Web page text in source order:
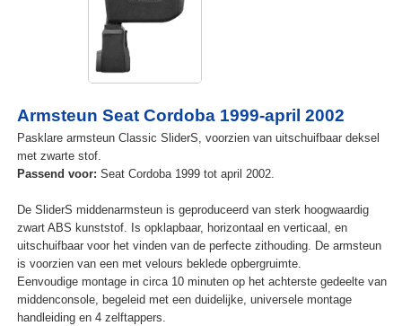
Armsteun Seat Cordoba 1999-april 2002
Pasklare armsteun Classic SliderS, voorzien van uitschuifbaar deksel
met zwarte stof.
Passend voor: Seat Cordoba 1999 tot april 2002.
De SliderS middenarmsteun is geproduceerd van sterk hoogwaardig
zwart ABS kunststof. Is opklapbaar, horizontaal en verticaal, en
uitschuifbaar voor het vinden van de perfecte zithouding. De armsteun
is voorzien van een met velours beklede opbergruimte.
Eenvoudige montage in circa 10 minuten op het achterste gedeelte van
middenconsole, begeleid met een duidelijke, universele montage
handleiding en 4 zelftappers.